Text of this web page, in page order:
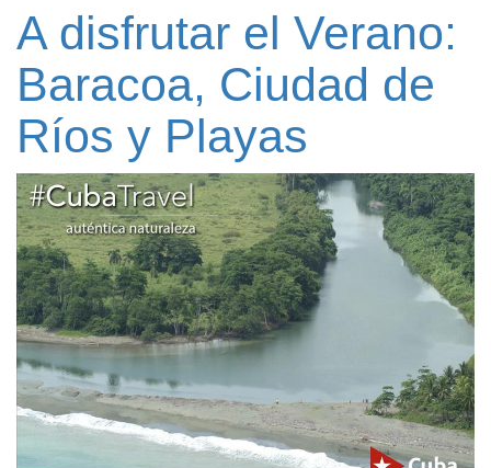
A disfrutar el Verano:
Baracoa, Ciudad de
Ríos y Playas